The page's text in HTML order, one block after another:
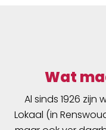
Wat
Al sinds 1926 zijn
Lokaal (in